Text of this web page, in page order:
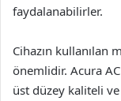
faydalanabilirler.
Cihazın kullanılan
önemlidir. Acura
üst düzey kaliteli